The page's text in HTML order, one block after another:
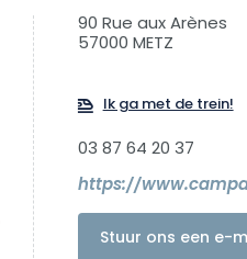
90 Rue aux Arènes
57000 METZ
Ik ga met de trein!
03 87 64 20 37
Stuur ons een e-